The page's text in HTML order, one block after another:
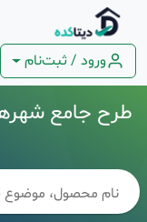
ورود / ثبت‌نام
طرح جامع